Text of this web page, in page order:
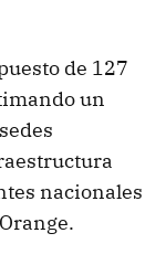
de 127
un
nacionales